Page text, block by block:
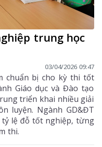
trung học
03/04/2026 09:47
chuẩn bị cho kỳ thi tốt
Giáo dục và Đào tạo
triển khai nhiều giải
luyện. Ngành GD&ĐT
tỷ lệ đỗ tốt nghiệp, từng
thi.